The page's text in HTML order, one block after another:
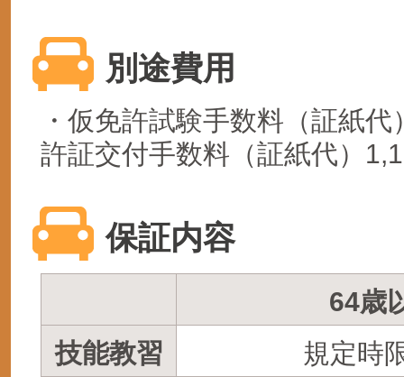
別途費用
・仮免許試験手数料（証紙
許証交付手数料（証紙代）
保証内容
64歳
技能教習
規定時